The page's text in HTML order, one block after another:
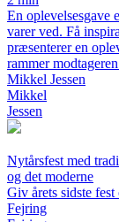
En oplevelsesgave
varer ved. Få
præsenterer en
rammer
Mikkel Jessen
Mikkel
Jessen
Nytårsfest med
og det moderne
Giv årets sidste
Fejring